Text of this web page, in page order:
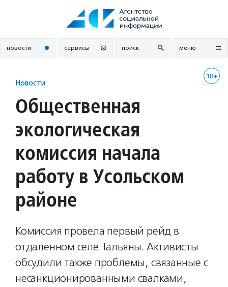
новости сервисы поиск меню
18+
Новости
Общественная
экологическая
комиссия начала
работу в Усольском
районе
Комиссия провела первый рейд в
отдаленном селе Тальяны. Активисты
обсудили также проблемы, связанные с
несанкционированными свалками,